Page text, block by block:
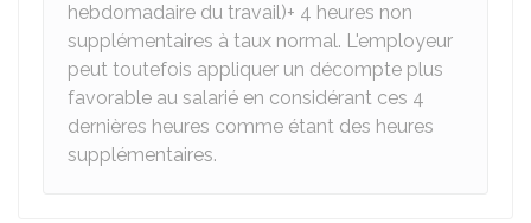
hebdomadaire du travail)+ 4 heures non
supplémentaires à taux normal. L'employeur
peut toutefois appliquer un décompte plus
favorable au salarié en considérant ces 4
dernières heures comme étant des heures
supplémentaires.